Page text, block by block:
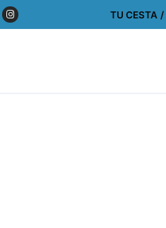
TU CESTA /